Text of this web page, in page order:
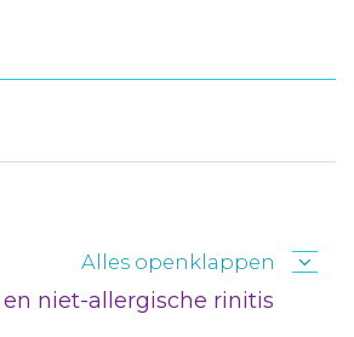
Alles openklappen
en niet-allergische rinitis